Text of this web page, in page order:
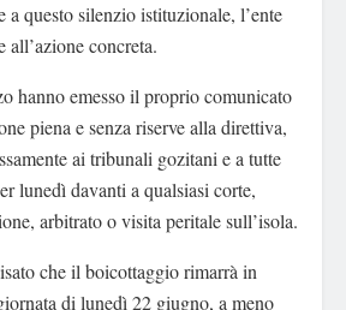
questo silenzio istituzionale, l’ente
all’azione concreta.
hanno emesso il proprio comunicato
piena e senza riserve alla direttiva,
ai tribunali gozitani e a tutte
lunedì davanti a qualsiasi corte,
arbitrato o visita peritale sull’isola.
che il boicottaggio rimarrà in
di lunedì 22 giugno, a meno